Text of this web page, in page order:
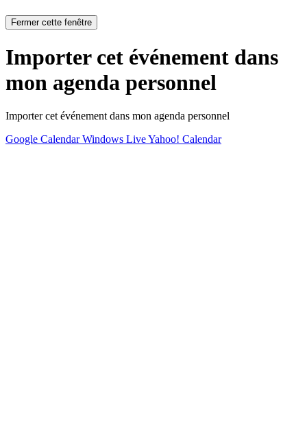
Fermer cette fenêtre
Importer cet événement dans
mon agenda personnel
Importer cet événement dans mon agenda personnel
Google CalendarWindows LiveYahoo! Calendar